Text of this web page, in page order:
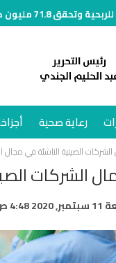
جنيه خلال الربع الأول من 2026
رعاية صحية
الصينية الناشئة في مجال
الشركات
4:48 ص